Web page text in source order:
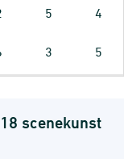
5 4
3 5
scenekunst